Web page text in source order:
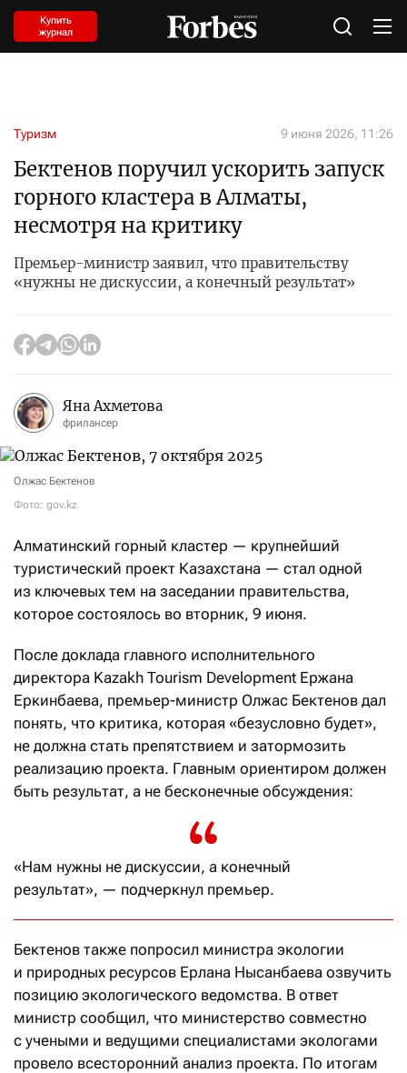
Купить
журнал
Туризм 9 июня 2026, 11:26
Бектенов поручил ускорить запуск
горного кластера в Алматы,
несмотря на критику
Премьер-министр заявил, что правительству
«нужны не дискуссии, а конечный результат»
Яна Ахметова
фрилансер
Олжас Бектенов
Фото: gov.kz
Алматинский горный кластер — крупнейший
туристический проект Казахстана — стал одной
из ключевых тем на заседании правительства,
которое состоялось во вторник, 9 июня.
После доклада главного исполнительного
директора Kazakh Tourism Development Ержана
Еркинбаева, премьер-министр Олжас Бектенов дал
понять, что критика, которая «безусловно будет»,
не должна стать препятствием и затормозить
реализацию проекта. Главным ориентиром должен
быть результат, а не бесконечные обсуждения:
«Нам нужны не дискуссии, а конечный
результат», — подчеркнул премьер.
Бектенов также попросил министра экологии
и природных ресурсов Ерлана Нысанбаева озвучить
позицию экологического ведомства. В ответ
министр сообщил, что министерство совместно
с учеными и ведущими специалистами экологами
провело всесторонний анализ проекта. По итогам